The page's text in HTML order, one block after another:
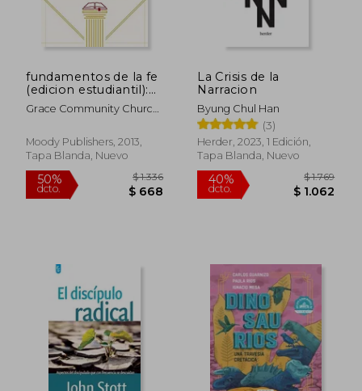
40%
dcto. $ 1.055
50%
dcto.
fundamentos de la fe
(edicion estudiantil):
13 lecciones para
crecer en la gracia y
cristo jesus
Grace Community Church
Moody Publishers, 2013,
Tapa Blanda, Nuevo
La Crisis de la
Narracion
Byung Chul Han
(3)
Herder, 2023, 1 Edición,
Tapa Blanda, Nuevo